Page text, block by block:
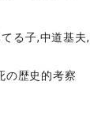
る子,中道基夫
の歴史的考察